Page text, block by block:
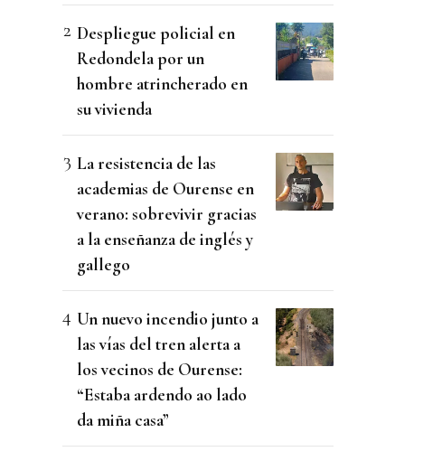
Despliegue policial en
Redondela por un
hombre atrincherado en
su vivienda
La resistencia de las
academias de Ourense en
verano: sobrevivir gracias
a la enseñanza de inglés y
gallego
Un nuevo incendio junto a
las vías del tren alerta a
los vecinos de Ourense:
“Estaba ardendo ao lado
da miña casa”